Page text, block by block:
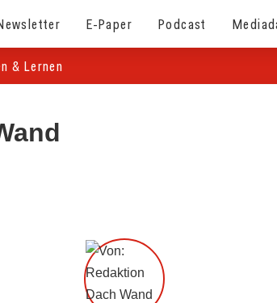
E-Paper Podcast
& Lernen